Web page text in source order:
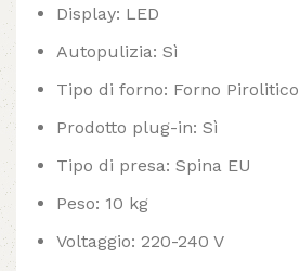
Display: LED
Autopulizia: Sì
Tipo di forno: Forno Pirolitico
Prodotto plug-in: Sì
Tipo di presa: Spina EU
Peso: 10 kg
Voltaggio: 220-240 V